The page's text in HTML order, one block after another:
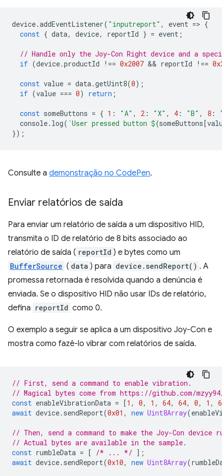
device.addEventListener( "inputreport" , event => {
const { data, device, reportId } = event ;
// Handle only the Joy-Con Right device and a
if (device.productId !== 0x2007 && reportId !==
const value = data.getUint8(0);
if (value === 0) return ;
const someButtons = { 1 : "A" , 2 : "X" , 4 : "B" , 8 :
console. log( `User pressed button ${someButtons[
});
Consulte a demonstração no CodePen.
Enviar relatórios de saída
Para enviar um relatório de saída a um dispositivo HID,
transmita o ID de relatório de 8 bits associado ao
relatório de saída ( reportId ) e bytes como um
BufferSource ( data ) para device.sendReport() . A
promessa retornada é resolvida quando a denúncia é
enviada. Se o dispositivo HID não usar IDs de relatório,
defina reportId como 0.
O exemplo a seguir se aplica a um dispositivo Joy-Con e
mostra como fazê-lo vibrar com relatórios de saída.
// First, send a command to enable vibration.
// Magical bytes come from https://github.com/
const enableVibrationData = [1 , 0, 1 , 64, 64, 0, 1 ,
await device. sendReport(0x01 , new Uint8Array(
// Then, send a command to make the Joy-Con device
// Actual bytes are available in the sample.
const rumbleData = [ /* ... */ ];
await device. sendReport(0x10, new Uint8Array(